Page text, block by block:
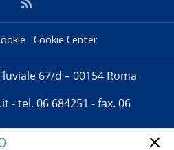
Cookie Center
67/d – 00154 Roma
- tel. 06 684251 - fax. 06